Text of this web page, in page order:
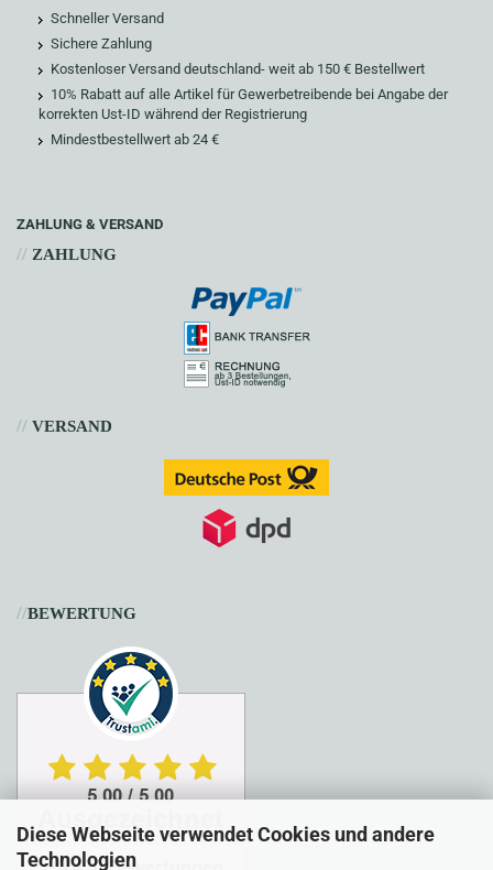
Diese Webseite verwendet Cookies und andere
Technologien
Schneller Versand
Sichere Zahlung
Kostenloser Versand deutschland- weit ab 150 € Bestellwert
10% Rabatt auf alle Artikel für Gewerbetreibende bei Angabe der
korrekten Ust-ID während der Registrierung
Mindestbestellwert ab 24 €
ZAHLUNG & VERSAND
// ZAHLUNG
// VERSAND
//BEWERTUNG